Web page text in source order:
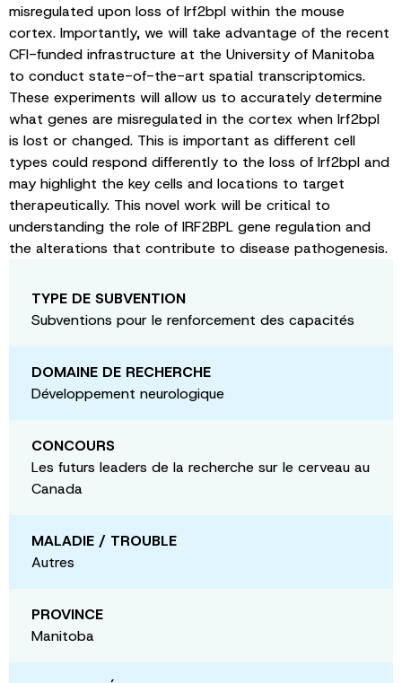
misregulated upon loss of Irf2bpl within the mouse
cortex. Importantly, we will take advantage of the recent
CFI-funded infrastructure at the University of Manitoba
to conduct state-of-the-art spatial transcriptomics.
These experiments will allow us to accurately determine
what genes are misregulated in the cortex when Irf2bpl
is lost or changed. This is important as different cell
types could respond differently to the loss of Irf2bpl and
may highlight the key cells and locations to target
therapeutically. This novel work will be critical to
understanding the role of IRF2BPL gene regulation and
the alterations that contribute to disease pathogenesis.
TYPE DE SUBVENTION
Subventions pour le renforcement des capacités
DOMAINE DE RECHERCHE
Développement neurologique
CONCOURS
Les futurs leaders de la recherche sur le cerveau au
Canada
MALADIE / TROUBLE
Autres
PROVINCE
Manitoba